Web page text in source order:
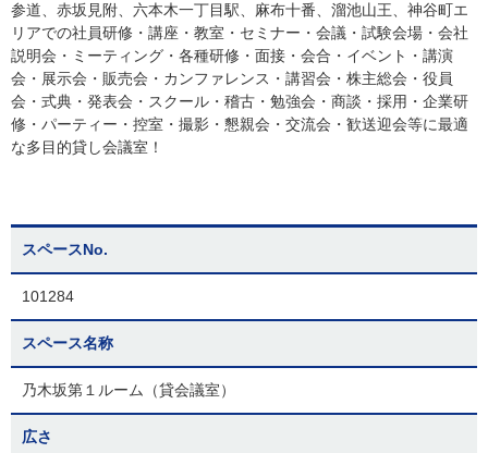
参道、赤坂見附、六本木一丁目駅、麻布十番、溜池山王、神谷町エ
リアでの社員研修・講座・教室・セミナー・会議・試験会場・会社
説明会・ミーティング・各種研修・面接・会合・イベント・講演
会・展示会・販売会・カンファレンス・講習会・株主総会・役員
会・式典・発表会・スクール・稽古・勉強会・商談・採用・企業研
修・パーティー・控室・撮影・懇親会・交流会・歓送迎会等に最適
な多目的貸し会議室！
スペースNo.
101284
スペース名称
乃木坂第１ルーム（貸会議室）
広さ